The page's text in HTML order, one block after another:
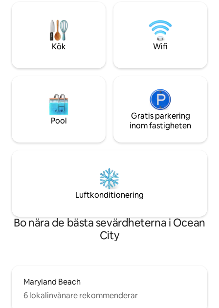
kylväska. Inkluderar 1 tilldelad
parkeringsplats plus 1 delad plats enligt
först till kvarn-principen med
passerkort. Perfekt för familjer, par och
Dairyland! Mer
minigolf,
jetskiuthyrning!
till
Kök Wifi
Pool
Gratis parkering
inom fastigheten
Luftkonditionering
Bo nära de bästa sevärdheterna i Ocean
City
Maryland Beach
6 lokalinvånare rekommenderar